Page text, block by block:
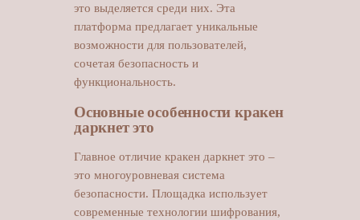
это выделяется среди них. Эта
платформа предлагает уникальные
возможности для пользователей,
сочетая безопасность и
функциональность.
Основные особенности кракен
даркнет это
Главное отличие кракен даркнет это –
это многоуровневая система
безопасности. Площадка использует
современные технологии шифрования,